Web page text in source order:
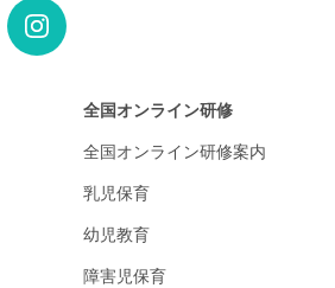
全国オンライン研修
全国オンライン研修案内
乳児保育
幼児教育
障害児保育